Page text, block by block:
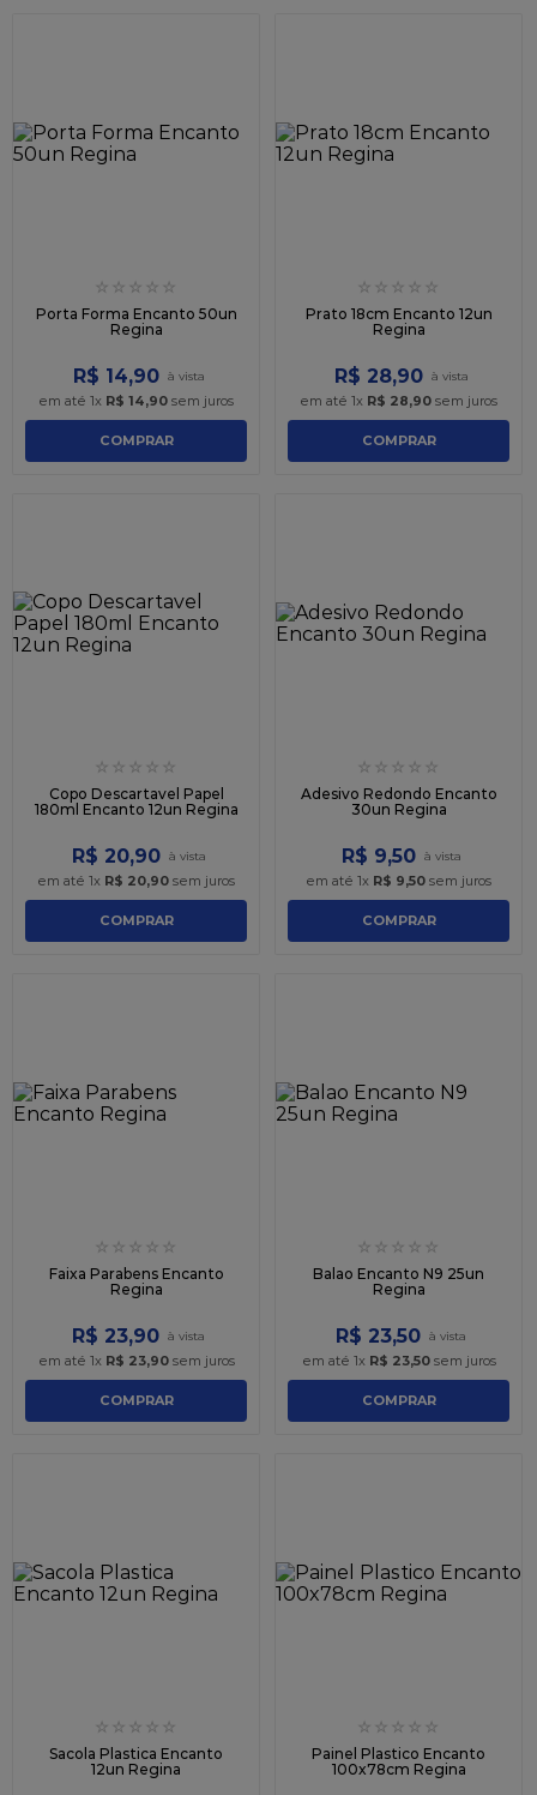
☆ ☆ ☆ ☆ ☆
Porta Forma Encanto 50un
Regina
R$ 14,90
em até 1x R$ 14,90 sem juros
COMPRAR
☆ ☆ ☆ ☆ ☆
Prato 18cm Encanto 12un
Regina
R$ 28,90
em até 1x R$ 28,90 sem juros
COMPRAR
☆ ☆ ☆ ☆ ☆
Copo Descartavel Papel
180ml Encanto 12un Regina
R$ 20,90
em até 1x R$ 20,90 sem juros
COMPRAR
☆ ☆ ☆ ☆ ☆
Adesivo Redondo Encanto
30un Regina
R$ 9,50
em até 1x R$ 9,50 sem juros
COMPRAR
☆ ☆ ☆ ☆ ☆
Faixa Parabens Encanto
Regina
R$ 23,90
em até 1x R$ 23,90sem juros
COMPRAR
☆ ☆ ☆ ☆ ☆
Balao Encanto N9 25un
Regina
R$ 23,50
em até 1x R$ 23,50sem juros
COMPRAR
☆ ☆ ☆ ☆ ☆
Sacola Plastica Encanto
12un Regina
☆ ☆ ☆ ☆ ☆
Painel Plastico Encanto
100x78cm Regina